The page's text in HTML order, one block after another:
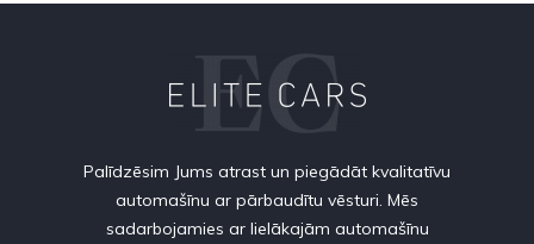
Palīdzēsim Jums atrast un piegādāt kvalitatīvu
automašīnu ar pārbaudītu vēsturi. Mēs
sadarbojamies ar lielākajām automašīnu